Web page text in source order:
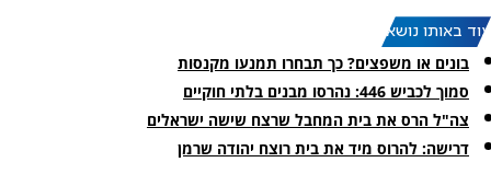
עוד באותו נושא:
בונים או משפצים? כך תבחרו תמנעו מקנסות
סמוך לכביש 446: נהרסו מבנים בלתי חוקיים
צה"ל הרס את בית המחבל שרצח שישה ישראלים
דרישה: להרוס מיד את בית רוצח יהודה שרמן